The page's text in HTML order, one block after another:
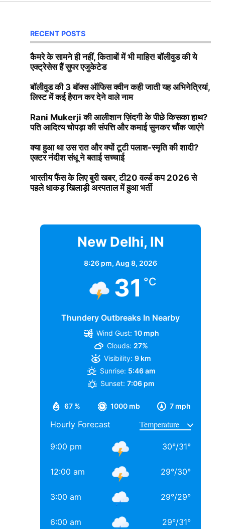
RECENT POSTS
कैमरे के सामने ही नहीं, किताबों में भी माहिर! बॉलीवुड की ये
एक्ट्रेसेस हैं सुपर एजुकेटेड
बॉलीवुड की 3 बॉक्स ऑफिस क्वीन कही जाती यह अभिनेत्रियां,
लिस्ट में कई हैरान कर देने वाले नाम
Rani Mukerji की आलीशान ज़िंदगी के पीछे किसका हाथ?
पति आदित्य चोपड़ा की संपत्ति और कमाई सुनकर चौंक जाएंगे
क्या हुआ था उस रात और क्यों टूटी पलाश-स्मृति की शादी?
एक्टर नंदीश संधू ने बताई सच्चाई
भारतीय फैंस के लिए बुरी खबर, टी20 वर्ल्ड कप 2026 से
पहले धाकड़ खिलाड़ी अस्पताल में हुआ भर्ती
New Delhi, IN
8:26 pm, Aug 8, 2026
31 °C
Thundery Outbreaks In Nearby
67 % 1000 mb 7 mph
Wind Gust: 10 mph
Clouds: 27%
Visibility: 9 km
Sunrise: 5:46 am
Sunset: 7:06 pm
Hourly Forecast
9:00 pm 30°/31°
12:00 am 29°/30°
3:00 am 29°/29°
6:00 am 29°/31°